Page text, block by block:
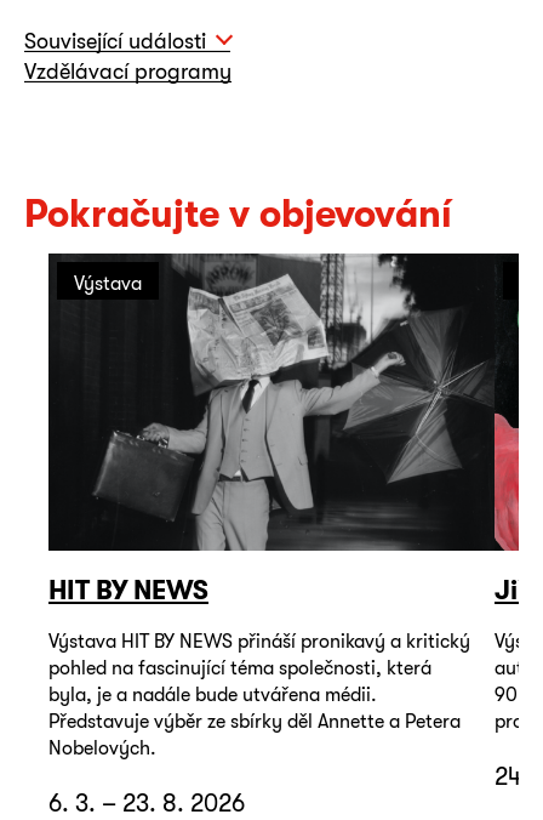
Související události
Vzdělávací programy
Pokračujte v objevování
Výstava
HIT BY NEWS
Výstava HIT BY NEWS přináší pronikavý a kritický
pohled na fascinující téma společnosti, která
byla, je a nadále bude utvářena médii.
Představuje výběr ze sbírky děl Annette a Petera
Nobelových.
6. 3. – 23. 8. 2026
Jiří
90.
24.